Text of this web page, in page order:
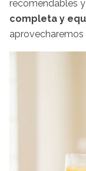
recomendables
completa y
aprovecharemos